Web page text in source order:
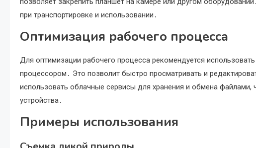
при транспортировке и использовании․
Оптимизация рабочего процесса
Для оптимизации рабочего процесса рекомендуется
процессором․ Это позволит быстро просматривать и
использовать облачные сервисы для хранения и обмена
устройства․
Примеры использования